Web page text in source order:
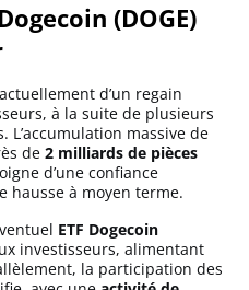
(DOGE)
d’un regain
à la suite de plusieurs
massive de
de 2 milliards de pièces
d’une confiance
hausse à moyen terme.
ETF Dogecoin
investisseurs, alimentant
la participation des